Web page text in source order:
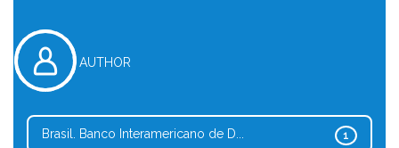
AUTHOR
1
Brasil. Banco Interamericano de D...